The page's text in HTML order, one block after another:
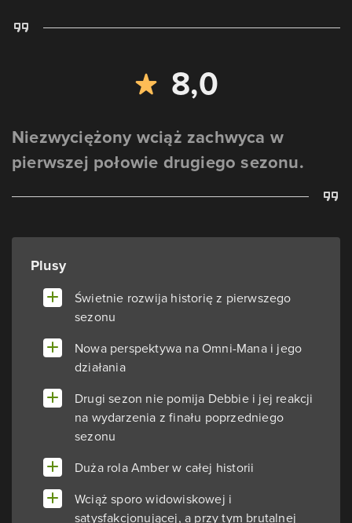
8,0
Niezwyciężony wciąż zachwyca w
pierwszej połowie drugiego sezonu.
Plusy
Świetnie rozwija historię z pierwszego
sezonu
Nowa perspektywa na Omni-Mana i jego
działania
Drugi sezon nie pomija Debbie i jej reakcji
na wydarzenia z finału poprzedniego
sezonu
Duża rola Amber w całej historii
Wciąż sporo widowiskowej i
satysfakcjonującej, a przy tym brutalnej